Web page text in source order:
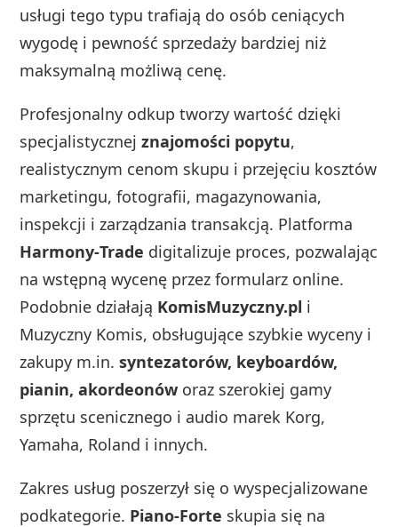
usługi tego typu trafiają do osób ceniących
wygodę i pewność sprzedaży bardziej niż
maksymalną możliwą cenę.
Profesjonalny odkup tworzy wartość dzięki
specjalistycznejznajomości popytu,
realistycznym cenom skupu i przejęciu kosztów
marketingu, fotografii, magazynowania,
inspekcji i zarządzania transakcją. Platforma
Harmony‑Trade digitalizuje proces, pozwalając
na wstępną wycenę przez formularz online.
Podobnie działają KomisMuzyczny.pl i
Muzyczny Komis, obsługujące szybkie wyceny i
zakupy m.in.syntezatorów, keyboardów,
pianin, akordeonów oraz szerokiej gamy
sprzętu scenicznego i audio marek Korg,
Yamaha, Roland i innych.
Zakres usług poszerzył się o wyspecjalizowane
podkategorie. Piano‑Forte skupia się na